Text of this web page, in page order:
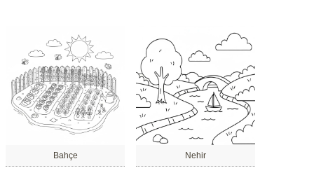
Bahçe Nehir